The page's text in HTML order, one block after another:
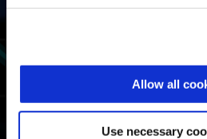
Allow all
Use necessary
Classifica uso